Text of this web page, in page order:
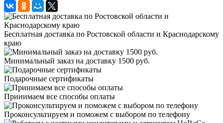
Бесплатная доставка по Ростовской области и Краснодарскому
краю
Минимальный заказ на доставку 1500 руб.
Подарочные сертификаты
Принимаем все способы оплаты
Проконсультируем и поможем с выбором по телефону